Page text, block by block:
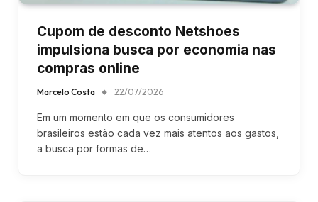
Cupom de desconto Netshoes
impulsiona busca por economia nas
compras online
Marcelo Costa 22/07/2026
Em um momento em que os consumidores
brasileiros estão cada vez mais atentos aos gastos,
a busca por formas de…